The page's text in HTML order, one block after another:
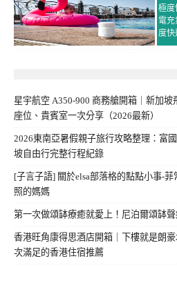
極度
電
度快
星宇航空 A350-900 商務艙開箱｜新加坡
座位、貴賓室一次分享（2026最新）
2026東南亞暑假親子旅行攻略整理：富
坡自由行完整行程紀錄
[子言子語] 關於elsa部落格的點點小事-
照的媽媽
第一次做頌缽療癒就愛上！尼泊爾頌缽
香港旺角康得思酒店開箱｜下樓就是朗
次滿足的香港住宿推薦